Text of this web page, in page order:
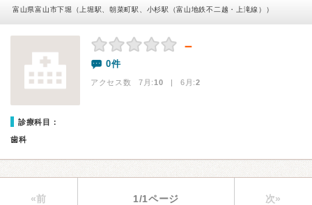
富山県富山市下堀（上堀駅、朝菜町駅、小杉駅（富山地鉄不二越・上滝線））
－
0件
アクセス数 7月:10 | 6月:2
診療科目：
歯科
«前 1/1ページ 次»